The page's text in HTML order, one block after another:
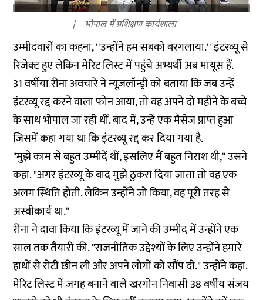
भोपाल में प्रशिक्षण कार्यशाला
उम्मीदवारों का कहना, ''उन्होंने हम सबको बरगलाया.'' इंटरव्यू से
रिजेक्ट हुए लेकिन मेरिट लिस्ट में पहुंचे अभ्यर्थी अब मायूस हैं.
31 वर्षीया रीना अवचारे ने न्यूज़लॉन्ड्री को बताया कि जब उन्हें
इंटरव्यू रद्द करने वाला फोन आया, तो वह अपने दो महीने के बच्चे
के साथ भोपाल जा रही थीं. बाद में, उन्हें एक मैसेज प्राप्त हुआ
जिसमें कहा गया था कि इंटरव्यू रद्द कर दिया गया है.
"मुझे काम से बहुत उम्मीदें थीं, इसलिए मैं बहुत निराश थी," उसने
कहा. "अगर इंटरव्यू के बाद मुझे ठुकरा दिया जाता तो वह एक
अलग स्थिति होती. लेकिन उन्होंने जो किया, वह पूरी तरह से
अस्वीकार्य था."
रीना ने दावा किया कि इंटरव्यू में जाने की उम्मीद में उन्होंने एक
साल तक तैयारी की. "राजनीतिक उद्देश्यों के लिए उन्होंने हमारे
हाथों से रोटी छीन ली और अपने लोगों को सौंप दी." उन्होंने कहा.
मेरिट लिस्ट में जगह बनाने वाले खरगोन निवासी 38 वर्षीय संजय